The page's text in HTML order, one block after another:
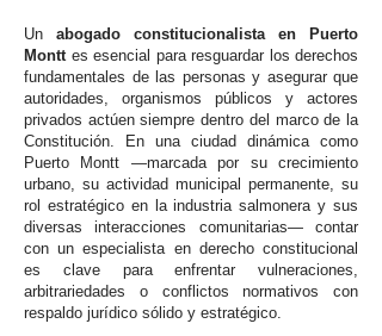
Un abogado constitucionalista en Puerto
Monttes esencial para resguardar los derechos
fundamentales de las personas y asegurar que
autoridades, organismos públicos y actores
privados actúen siempre dentro del marco de la
Constitución. En una ciudad dinámica como
Puerto Montt —marcada por su crecimiento
urbano, su actividad municipal permanente, su
rol estratégico en la industria salmonera y sus
diversas interacciones comunitarias— contar
con un especialista en derecho constitucional
es clave para enfrentar vulneraciones,
arbitrariedades o conflictos normativos con
respaldo jurídico sólido y estratégico.